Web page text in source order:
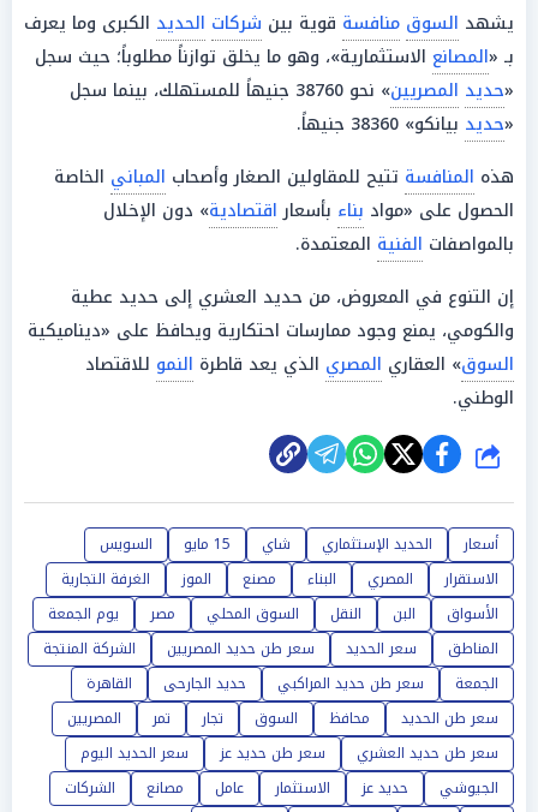
يشهد السوق منافسة قوية بين شركات الحديد الكبرى وما يعرف
بـ «المصانع الاستثمارية»، وهو ما يخلق توازناً مطلوباً؛ حيث سجل
«حديد المصريين
» نحو 38760 جنيهاً للمستهلك، بينما سجل
«حديد بيانكو» 38360 جنيهاً.
هذه المنافسة تتيح للمقاولين الصغار وأصحاب المباني الخاصة
الحصول على «مواد بناء بأسعاراقتصادية» دون الإخلال
بالمواصفات الفنية المعتمدة.
إن التنوع في المعروض، من حديد العشري إلى حديد عطية
والكومي، يمنع وجود ممارسات احتكارية ويحافظ على «ديناميكية
السوق» العقاري المصري الذي يعد قاطرة النمو للاقتصاد
الوطني.
شارك
أسعار الحديد الإستثماري شاي 15 مايو
السويس
الاستقرار
المصري البناء مصنع الموز
الغرفة التجارية
الأسواق
البن النقل السوق المحلي مصر
يوم الجمعة
المناطق
سعر الحديد سعر طن حديد المصريين
الشركة المنتجة
الجمعة
سعر طن حديد المراكبي حديد الجارحى
القاهرة
سعر طن الحديد
محافظ السوق تجار تمر
المصريين
سعر طن حديد العشري
سعر طن حديد عز
سعر الحديد اليوم
الجيوشي
حديد عز الاستثمار عامل مصانع
الشركات